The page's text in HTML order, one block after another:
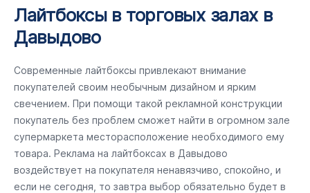
Лайтбоксы в торговых залах в
Давыдово
Современные лайтбоксы привлекают внимание
покупателей своим необычным дизайном и ярким
свечением. При помощи такой рекламной конструкции
покупатель без проблем сможет найти в огромном зале
супермаркета месторасположение необходимого ему
товара. Реклама на лайтбоксах в Давыдово
воздействует на покупателя ненавязчиво, спокойно, и
если не сегодня, то завтра выбор обязательно будет в